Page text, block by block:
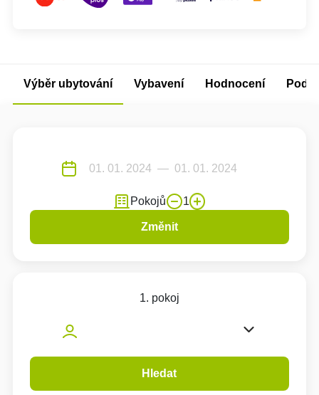
Výběr ubytování Vybavení Hodnocení
Pokojů 1
Změnit
1. pokoj
Hledat